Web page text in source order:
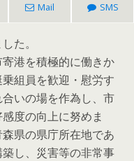
Mail SMS
た。
港を積極的に働きか
組員を歓迎・慰労す
いの場を作為し、市
度の向上に努めま
県の県庁所在地であ
し、災害等の非常事